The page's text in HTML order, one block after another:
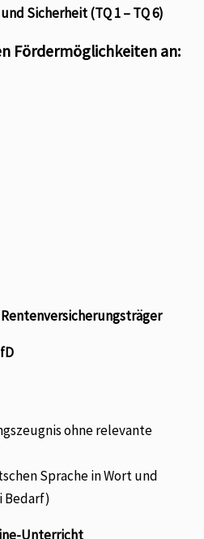
Sicherheit (TQ 1 – TQ 6)
Fördermöglichkeiten an:
ohne relevante
Sprache in Wort und
Bedarf)
Unterricht